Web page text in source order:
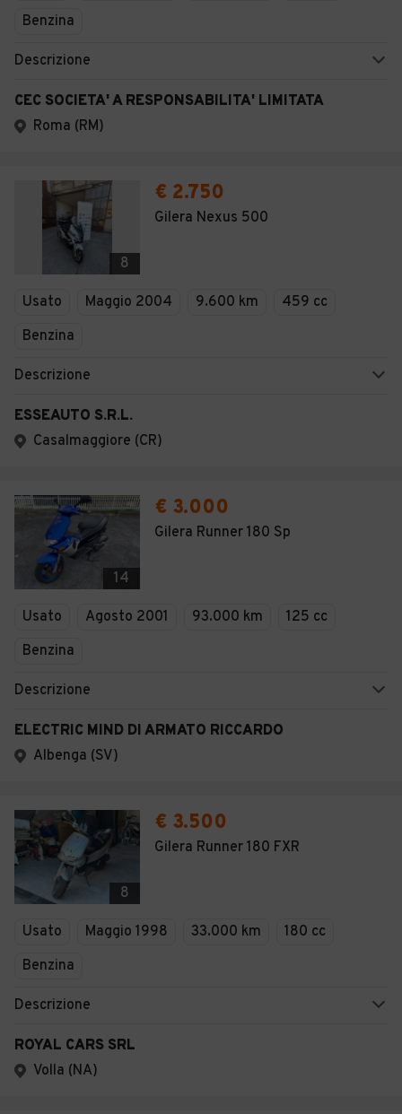
Benzina
Descrizione
CEC SOCIETA' A RESPONSABILITA' LIMITATA
Roma (RM)
8
€ 2.750
Gilera Nexus 500
Usato Maggio 2004 9.600 km
459 cc
Benzina
Descrizione
ESSEAUTO S.R.L.
Casalmaggiore (CR)
14
€ 3.000
Gilera Runner 180 Sp
Usato Agosto 2001 93.000 km
125 cc
Benzina
Descrizione
ELECTRIC MIND DI ARMATO RICCARDO
Albenga (SV)
8
€ 3.500
Gilera Runner 180 FXR
Usato Maggio 1998 33.000 km
180 cc
Benzina
Descrizione
ROYAL CARS SRL
Volla (NA)